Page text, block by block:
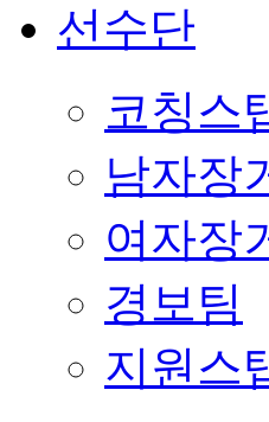
선수단
코칭스
남자장
여자장
경보팀
지원스